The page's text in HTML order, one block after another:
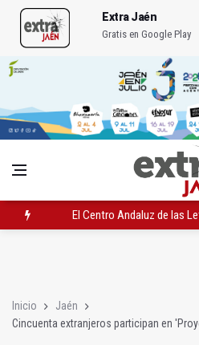
Extra Jaén
Gratis en Google Play
El Centro Andaluz de las
Inicio
Jaén
Cincuenta extranjeros participan en